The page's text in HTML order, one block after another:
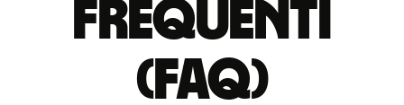
Frequenti
(FAQ)